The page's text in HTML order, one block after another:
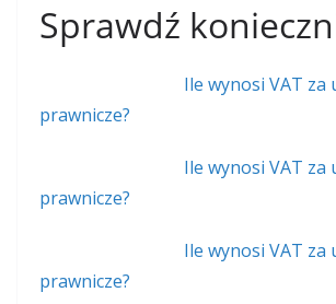
Sprawdź
Ile wynosi VAT za
prawnicze?
Ile wynosi VAT za
prawnicze?
Ile wynosi VAT za
prawnicze?